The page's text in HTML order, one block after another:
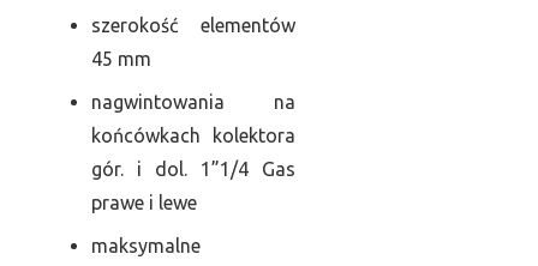
szerokość elementów
45 mm
nagwintowania na
końcówkach kolektora
gór. i dol. 1”1/4 Gas
prawe i lewe
maksymalne